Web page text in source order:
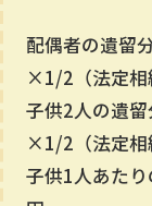
配偶者の遺留
×1/2（法定相
子供2人の遺
×1/2（法定相
子供1人あた